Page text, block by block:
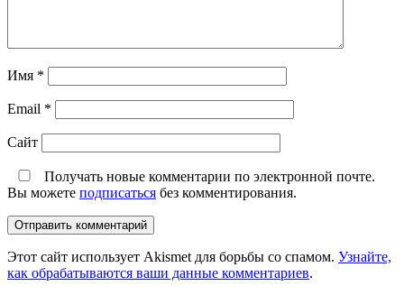
Имя *
Email *
Сайт
Получать новые комментарии по электронной почте.
Вы можете подписаться без комментирования.
Этот сайт использует Akismet для борьбы со спамом. Узнайте,
как обрабатываются ваши данные комментариев.